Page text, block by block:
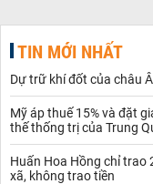
TIN MỚI NHẤT
Dự trữ khí đốt của châu
Mỹ áp thuế 15% và đặt
thế thống trị của Trung
Huấn Hoa Hồng chỉ trao
xã, không trao tiền